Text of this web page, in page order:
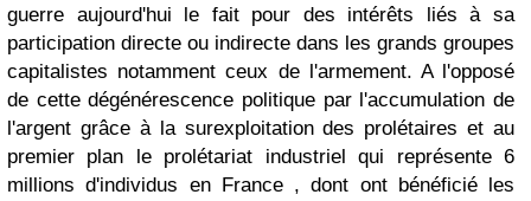
guerre aujourd'hui le fait pour des intérêts liés à sa
participation directe ou indirecte dans les grands groupes
capitalistes notamment ceux de l'armement. A l'opposé
de cette dégénérescence politique par l'accumulation de
l'argent grâce à la surexploitation des prolétaires et au
premier plan le prolétariat industriel qui représente 6
millions d'individus en France , dont ont bénéficié les